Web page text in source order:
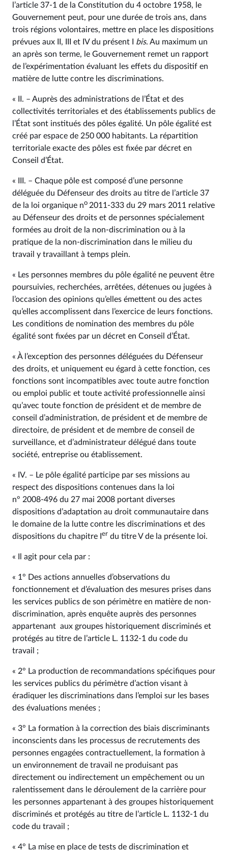
l’article 37‑1 de la Constitution du 4 octobre 1958, le
Gouvernement peut, pour une durée de trois ans, dans
trois régions volontaires, mettre en place les dispositions
prévues aux II, III et IV du présent I bis. Au maximum un
an après son terme, le Gouvernement remet un rapport
de l’expérimentation évaluant les effets du dispositif en
matière de lutte contre les discriminations.
« II. – Auprès des administrations de l’État et des
collectivités territoriales et des établissements publics de
l’État sont institués des pôles égalité. Un pôle égalité est
créé par espace de 250 000 habitants. La répartition
territoriale exacte des pôles est fixée par décret en
Conseil d’État.
« III. – Chaque pôle est composé d’une personne
déléguée du Défenseur des droits au titre de l’article 37
de la loi organique no 2011‑333 du 29 mars 2011 relative
au Défenseur des droits et de personnes spécialement
formées au droit de la non-discrimination ou à la
pratique de la non-discrimination dans le milieu du
travail y travaillant à temps plein.
« Les personnes membres du pôle égalité ne peuvent être
poursuivies, recherchées, arrêtées, détenues ou jugées à
l’occasion des opinions qu’elles émettent ou des actes
qu’elles accomplissent dans l’exercice de leurs fonctions.
Les conditions de nomination des membres du pôle
égalité sont fixées par un décret en Conseil d’État.
« À l’exception des personnes déléguées du Défenseur
des droits, et uniquement eu égard à cette fonction, ces
fonctions sont incompatibles avec toute autre fonction
ou emploi public et toute activité professionnelle ainsi
qu’avec toute fonction de président et de membre de
conseil d’administration, de président et de membre de
directoire, de président et de membre de conseil de
surveillance, et d’administrateur délégué dans toute
société, entreprise ou établissement.
« IV. – Le pôle égalité participe par ses missions au
respect des dispositions contenues dans la loi
n° 2008‑496 du 27 mai 2008 portant diverses
dispositions d’adaptation au droit communautaire dans
le domaine de la lutte contre les discriminations et des
dispositions du chapitre I er du titre V de la présente loi.
« Il agit pour cela par :
« 1° Des actions annuelles d’observations du
fonctionnement et d’évaluation des mesures prises dans
les services publics de son périmètre en matière de non-
discrimination, après enquête auprès des personnes
appartenant aux groupes historiquement discriminés et
protégés au titre de l’article L. 1132‑1 du code du
travail ;
« 2° La production de recommandations spécifiques pour
les services publics du périmètre d’action visant à
éradiquer les discriminations dans l’emploi sur les bases
des évaluations menées ;
« 3° La formation à la correction des biais discriminants
inconscients dans les processus de recrutements des
personnes engagées contractuellement, la formation à
un environnement de travail ne produisant pas
directement ou indirectement un empêchement ou un
ralentissement dans le déroulement de la carrière pour
les personnes appartenant à des groupes historiquement
discriminés et protégés au titre de l’article L. 1132‑1 du
code du travail ;
« 4° La mise en place de tests de discrimination et